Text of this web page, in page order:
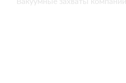
Вакуумные захваты